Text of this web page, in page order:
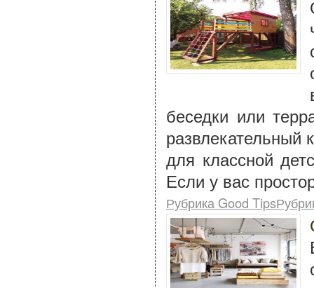
беседки или
развлекательный
для классной
Если у вас
Рубрика Good